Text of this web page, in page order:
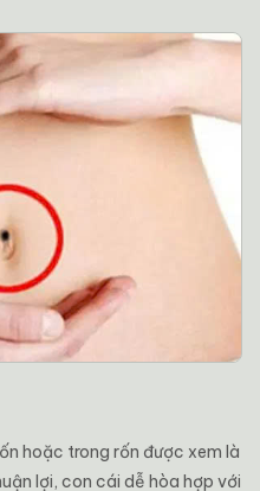
hoặc trong rốn được xem là
lợi, con cái dễ hòa hợp với